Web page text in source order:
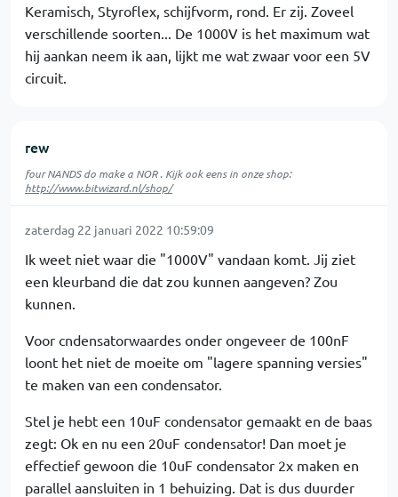
Keramisch, Styroflex, schijfvorm, rond. Er zij. Zoveel
verschillende soorten... De 1000V is het maximum wat
hij aankan neem ik aan, lijkt me wat zwaar voor een 5V
circuit.
rew
four NANDS do make a NOR . Kijk ook eens in onze shop:
http://www.bitwizard.nl/shop/
zaterdag 22 januari 2022 10:59:09
Ik weet niet waar die "1000V" vandaan komt. Jij ziet
een kleurband die dat zou kunnen aangeven? Zou
kunnen.
Voor cndensatorwaardes onder ongeveer de 100nF
loont het niet de moeite om "lagere spanning versies"
te maken van een condensator.
Stel je hebt een 10uF condensator gemaakt en de baas
zegt: Ok en nu een 20uF condensator! Dan moet je
effectief gewoon die 10uF condensator 2x maken en
parallel aansluiten in 1 behuizing. Dat is dus duurder